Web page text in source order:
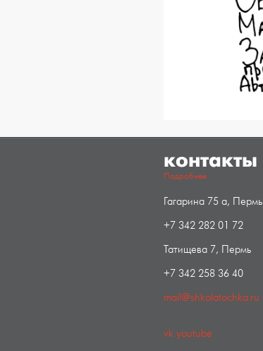
контакты
Подробнее
Гагарина 75 а, Пермь
+7 342 282 01 72
Татищева 7, Пермь
+7 342 258 36 40
mail@shkolatochka.ru
vk youtube